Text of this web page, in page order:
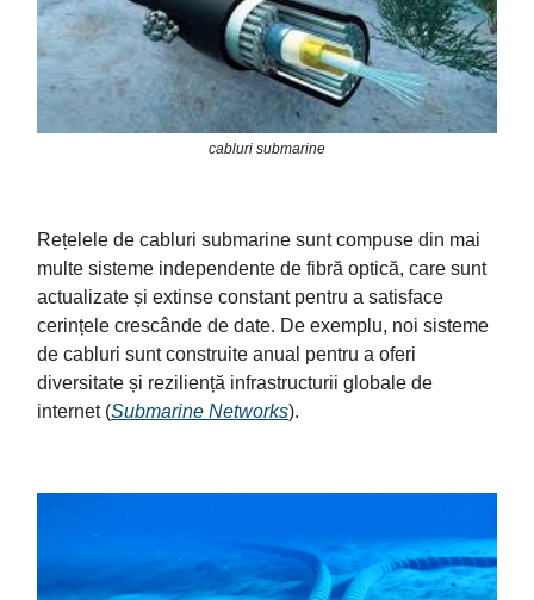
cabluri submarine
Rețelele de cabluri submarine sunt compuse din mai
multe sisteme independente de fibră optică, care sunt
actualizate și extinse constant pentru a satisface
cerințele crescânde de date. De exemplu, noi sisteme
de cabluri sunt construite anual pentru a oferi
diversitate și reziliență infrastructurii globale de
internet​ (Submarine Networks)​.